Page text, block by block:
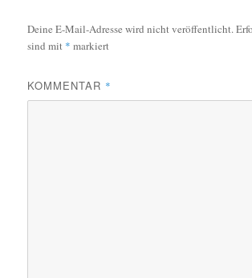
Deine E-Mail-Adresse wird nicht veröffentlicht.
sind mit * markiert
KOMMENTAR *